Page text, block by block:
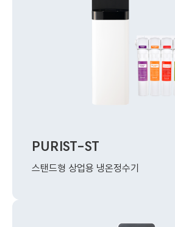
PURIST-ST
스탠드형 상업용 냉온정수기